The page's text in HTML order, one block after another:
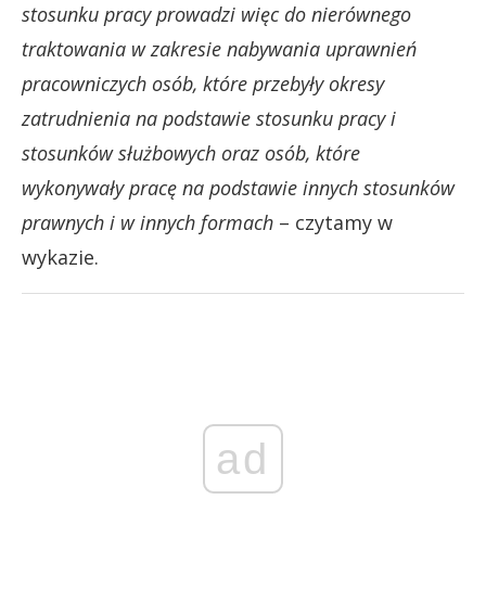
stosunku pracy prowadzi więc do nierównego
traktowania w zakresie nabywania uprawnień
pracowniczych osób, które przebyły okresy
zatrudnienia na podstawie stosunku pracy i
stosunków służbowych oraz osób, które
wykonywały pracę na podstawie innych stosunków
prawnych i w innych formach – czytamy w
wykazie.
ad